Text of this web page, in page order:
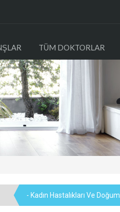
TÜM DOKTORLAR
- Kadın Hastalıkları Ve Doğum